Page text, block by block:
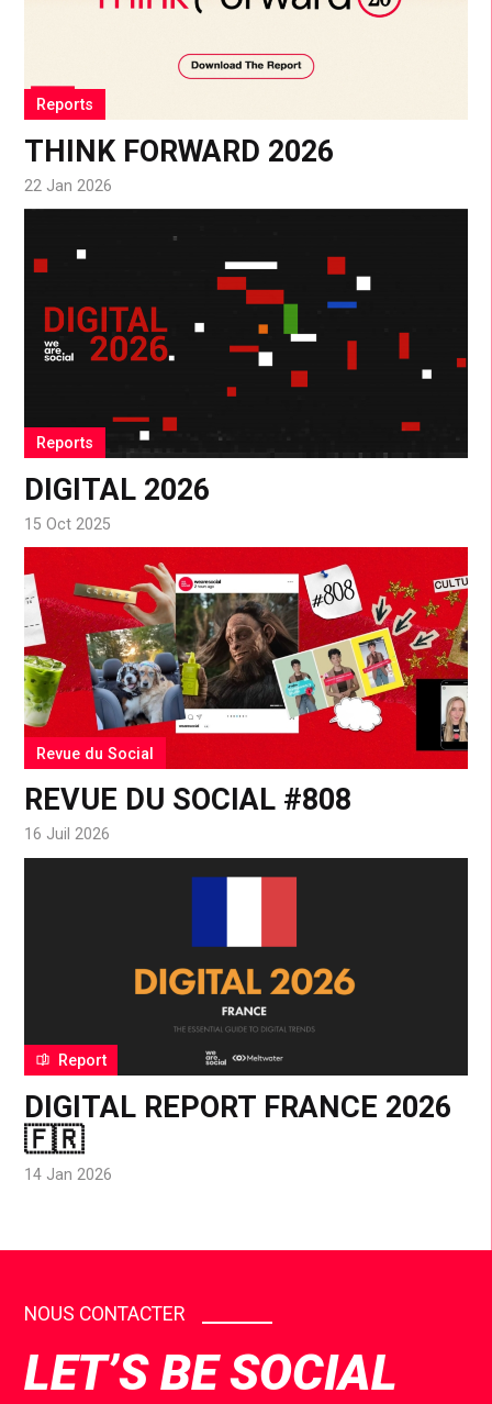
Reports
THINK FORWARD 2026
22 Jan 2026
Reports
DIGITAL 2026
15 Oct 2025
Revue du Social
REVUE DU SOCIAL #808
16 Juil 2026
Report
DIGITAL REPORT FRANCE 2026
🇫🇷
14 Jan 2026
NOUS CONTACTER
LET’S BE SOCIAL